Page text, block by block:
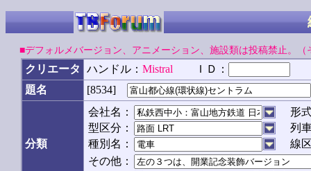
■デフォルメバージョン、アニメーション、施設類は投稿禁止。（
クリエータ ハンドル： Mistral ＩＤ：
題名
[8534]
分類
会社名：
型区分：
種別名：
形
列
線
その他：